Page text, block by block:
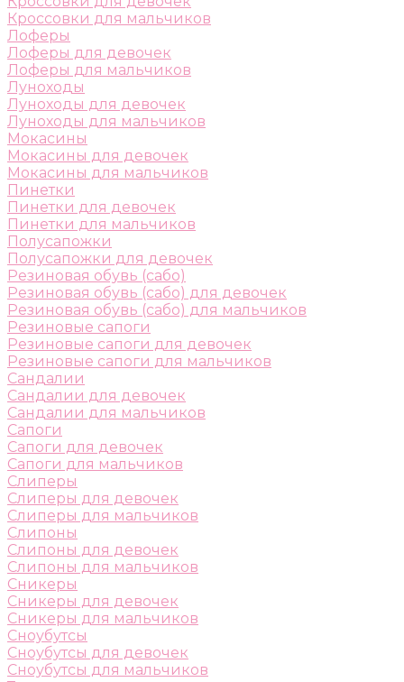
Кроссовки для мальчиков
Лоферы
Лоферы для девочек
Лоферы для мальчиков
Луноходы
Луноходы для девочек
Луноходы для мальчиков
Мокасины
Мокасины для девочек
Мокасины для мальчиков
Пинетки
Пинетки для девочек
Пинетки для мальчиков
Полусапожки
Полусапожки для девочек
Резиновая обувь (сабо)
Резиновая обувь (сабо) для девочек
Резиновая обувь (сабо) для мальчиков
Резиновые сапоги
Резиновые сапоги для девочек
Резиновые сапоги для мальчиков
Сандалии
Сандалии для девочек
Сандалии для мальчиков
Сапоги
Сапоги для девочек
Сапоги для мальчиков
Слиперы
Слиперы для девочек
Слиперы для мальчиков
Слипоны
Слипоны для девочек
Слипоны для мальчиков
Сникеры
Сникеры для девочек
Сникеры для мальчиков
Сноубутсы
Сноубутсы для девочек
Сноубутсы для мальчиков